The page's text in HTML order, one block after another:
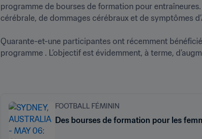
programme de bourses de formation pour
cérébrale, de dommages cérébraux et de symptômes
Quarante-et-une participantes ont récemment
programme . L’objectif est évidemment, à terme,
FOOTBALL FÉMININ
Des bourses de formation pour les